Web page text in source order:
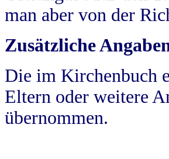
man aber von der
Zusätzliche
Die im Kirchenbuch
Eltern oder weitere
übernommen.